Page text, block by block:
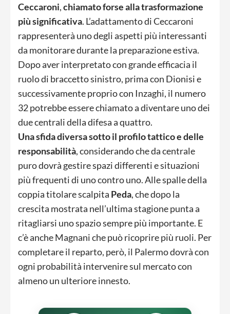
Ceccaroni,chiamato forse alla trasformazione
più significativa. L’adattamento di Ceccaroni
rappresenterà uno degli aspetti più interessanti
da monitorare durante la preparazione estiva.
Dopo aver interpretato con grande efficacia il
ruolo di braccetto sinistro, prima con Dionisi e
successivamente proprio con Inzaghi, il numero
32 potrebbe essere chiamato a diventare uno dei
due centrali della difesa a quattro.
Una sfida diversa sotto il profilo tattico e delle
responsabilità, considerando che da centrale
puro dovrà gestire spazi differenti e situazioni
più frequenti di uno contro uno. Alle spalle della
coppia titolare scalpita Peda, che dopo la
crescita mostrata nell’ultima stagione punta a
ritagliarsi uno spazio sempre più importante. E
c’è anche Magnani che può ricoprire più ruoli. Per
completare il reparto, però, il Palermo dovrà con
ogni probabilità intervenire sul mercato con
almeno un ulteriore innesto.